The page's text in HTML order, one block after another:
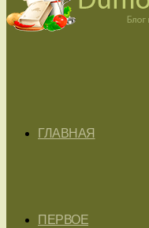
ГЛАВНАЯ
ПЕРВОЕ